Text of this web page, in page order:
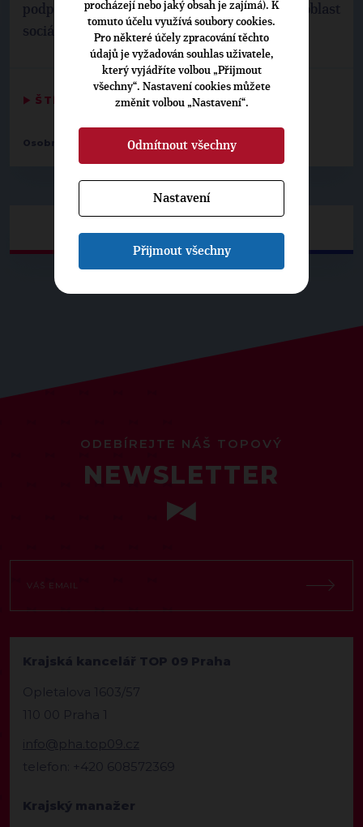
podpora dokonce rekordní, následuje oblast
sociálních věcí a kultury.
▶ ŠTÍTKY
Osobnosti: Radek Lojda
ODEBÍREJTE NÁŠ TOPOVÝ
NEWSLETTER
Krajská kancelář TOP 09 Praha
Opletalova 1603/57
110 00 Praha 1
info@pha.top09.cz
telefon: +420 608572369
Krajský manažer
procházejí nebo jaký obsah je zajímá). K
tomuto účelu využívá soubory cookies.
Pro některé účely zpracování těchto
údajů je vyžadován souhlas uživatele,
který vyjádříte volbou „Přijmout
všechny“. Nastavení cookies můžete
změnit volbou „Nastavení“.
Odmítnout všechny
Nastavení
Přijmout všechny